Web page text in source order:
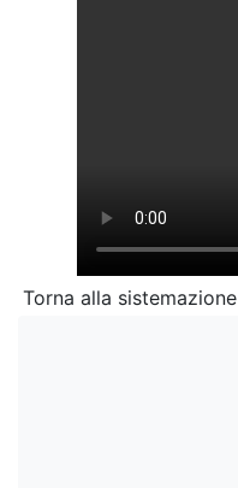
Torna alla sistemazione